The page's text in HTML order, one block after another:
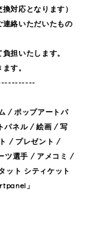
対応となります）
絡いただいたもの
担いたします。
す。
/ ポップアートパ
パネル / 絵画 / 写
/ プレゼント /
ツ選手 / アメコミ /
ット シティケット
」